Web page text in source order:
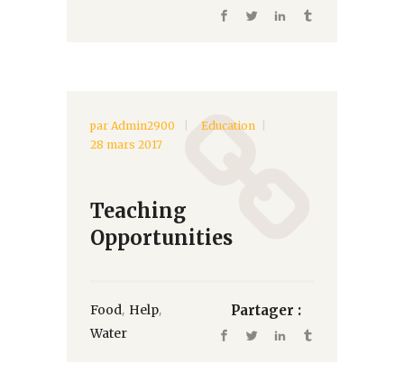
par Admin2900
Education
28 mars 2017
Teaching
Opportunities
Food, Help,
Water
Partager :